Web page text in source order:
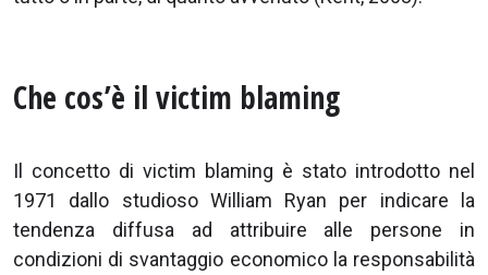
Che cos’è il victim blaming
Il concetto di victim blaming è stato introdotto nel
1971 dallo studioso William Ryan per indicare la
tendenza diffusa ad attribuire alle persone in
condizioni di svantaggio economico la responsabilità